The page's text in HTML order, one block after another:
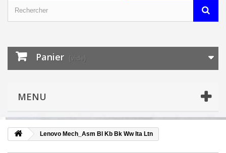
Panier (vide)
MENU
Lenovo Mech_Asm Bl Kb Bk Ww Ita Ltn